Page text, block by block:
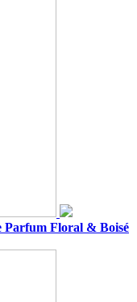
Parfum Floral & Boisé